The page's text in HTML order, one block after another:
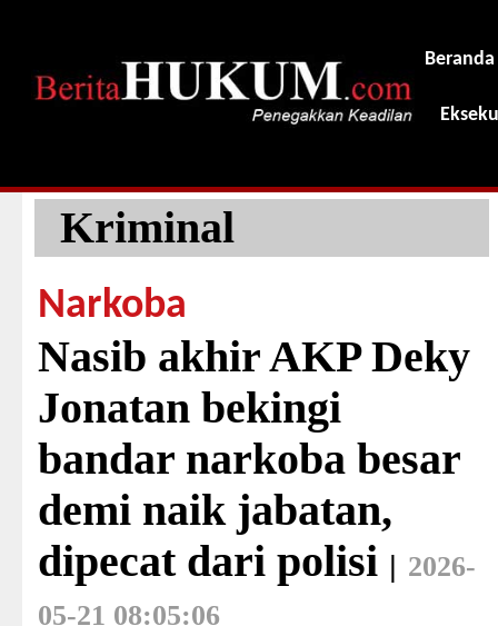
Beranda
Kriminal
Narkoba
Nasib akhir AKP Deky
Jonatan bekingi
bandar narkoba besar
demi naik jabatan,
dipecat dari polisi
2026-
05-21 08:05:06